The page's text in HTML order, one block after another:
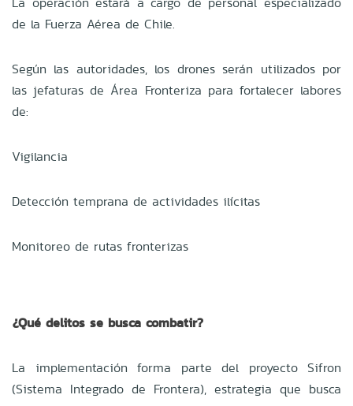
de la Fuerza Aérea de Chile.
Según las autoridades, los drones serán utilizados por
las jefaturas de Área Fronteriza para fortalecer labores
de:
Vigilancia
Detección temprana de actividades ilícitas
Monitoreo de rutas fronterizas
¿Qué delitos se busca combatir?
La implementación forma parte del proyecto Sifron
(Sistema Integrado de Frontera), estrategia que busca